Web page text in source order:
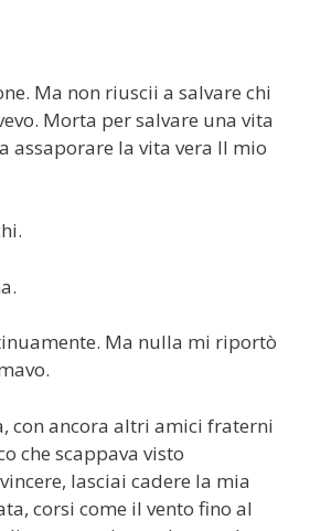
Ma non riuscii a salvare chi
Morta per salvare una vita
assaporare la vita vera Il mio
Ma nulla mi riportò
con ancora altri amici fraterni
che scappava visto
lasciai cadere la mia
corsi come il vento fino al